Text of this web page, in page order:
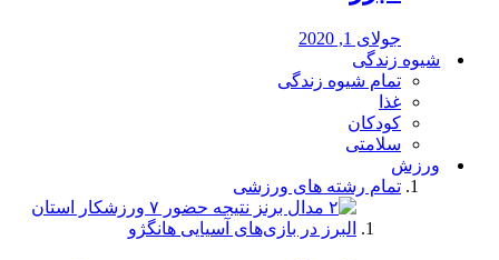
جولای 1, 2020
شیوه زندگی
تمام شیوه زندگی
غذا
کودکان
سلامتی
ورزش
تمام رشته های ورزشی